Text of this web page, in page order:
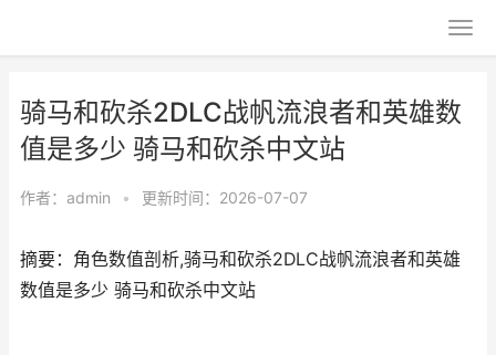
骑马和砍杀2DLC战帆流浪者和英雄数
值是多少 骑马和砍杀中文站
作者： admin • 更新时间：2026-07-07
摘要：角色数值剖析,骑马和砍杀2DLC战帆流浪者和英雄
数值是多少 骑马和砍杀中文站